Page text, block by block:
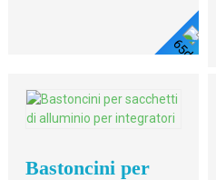
Bastoncini per